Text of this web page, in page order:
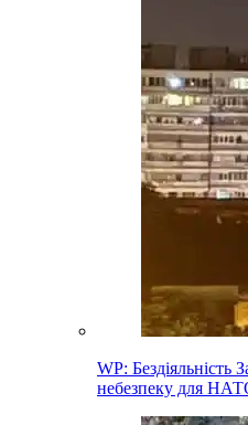
WP: Бездіяльність
небезпеку для